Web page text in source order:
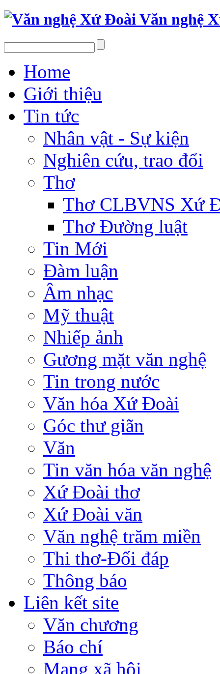
Văn nghệ
Home
Giới thiệu
Tin tức
Nhân vật - Sự kiện
Nghiên cứu, trao đổi
Thơ
Thơ CLBVNS Xứ
Thơ Đường luật
Tin Mới
Đàm luận
Âm nhạc
Mỹ thuật
Nhiếp ảnh
Gương mặt văn nghệ
Tin trong nước
Văn hóa Xứ Đoài
Góc thư giãn
Văn
Tin văn hóa văn nghệ
Xứ Đoài thơ
Xứ Đoài văn
Văn nghệ trăm miền
Thi thơ-Đối đáp
Thông báo
Liên kết site
Văn chương
Báo chí
Mạng xã hội